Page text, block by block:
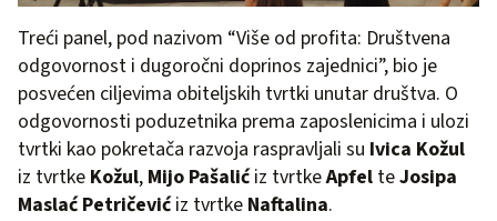
Treći panel, pod nazivom “Više od profita: Društvena
odgovornost i dugoročni doprinos zajednici”, bio je
posvećen ciljevima obiteljskih tvrtki unutar društva. O
odgovornosti poduzetnika prema zaposlenicima i ulozi
tvrtki kao pokretača razvoja raspravljali su Ivica Kožul
iz tvrtke Kožul, Mijo Pašalićiz tvrtkeApfel teJosipa
Maslać Petričevićiz tvrtke Naftalina.